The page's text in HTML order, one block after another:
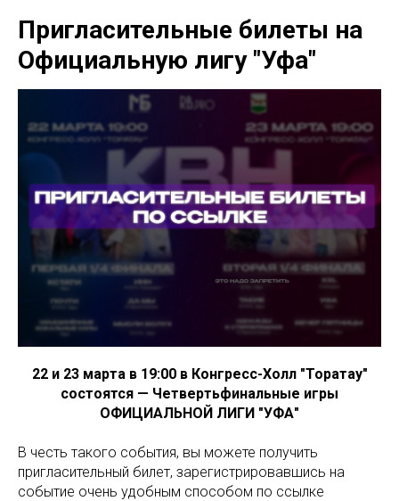
Пригласительные билеты на
Официальную лигу "Уфа"
22 и 23 марта в 19:00 в Конгресс-Холл "Торатау"
состоятся — Четвертьфинальные игры
ОФИЦИАЛЬНОЙ ЛИГИ "УФА"
В честь такого события, вы можете получить
пригласительный билет, зарегистрировавшись на
событие очень удобным способом по ссылке